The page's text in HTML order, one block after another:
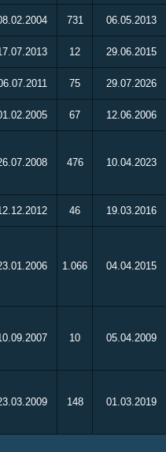
731 06.05.2013
12 29.06.2015
75 29.07.2026
67 12.06.2006
476 10.04.2023
46 19.03.2016
1.066 04.04.2015
10 05.04.2009
148 01.03.2019